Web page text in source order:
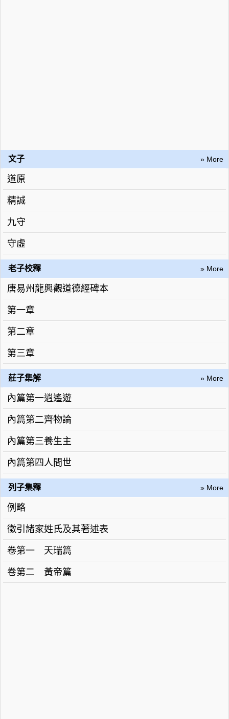
文子 » More
道原
精誠
九守
守虛
老子校釋 » More
唐易州龍興觀道德經碑本
第一章
第二章
第三章
莊子集解 » More
內篇第一逍遙遊
內篇第二齊物論
內篇第三養生主
內篇第四人間世
列子集釋 » More
例略
徵引諸家姓氏及其著述表
卷第一 天瑞篇
卷第二 黃帝篇